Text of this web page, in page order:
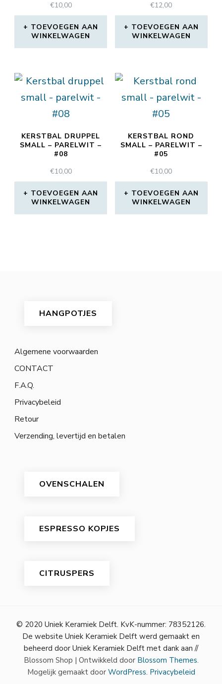
€10,00
TOEVOEGEN AAN
WINKELWAGEN
€12,00
TOEVOEGEN AAN
WINKELWAGEN
KERSTBAL DRUPPEL
SMALL – PARELWIT –
#08
€10,00
TOEVOEGEN AAN
WINKELWAGEN
KERSTBAL ROND
SMALL – PARELWIT –
#05
€10,00
TOEVOEGEN AAN
WINKELWAGEN
HANGPOTJES
Algemene voorwaarden
CONTACT
F.A.Q.
Privacybeleid
Retour
Verzending, levertijd en betalen
OVENSCHALEN
ESPRESSO KOPJES
CITRUSPERS
© 2020 Uniek Keramiek Delft. KvK-nummer: 78352126.
De website Uniek Keramiek Delft werd gemaakt en
beheerd door Uniek Keramiek Delft met dank aan //
Blossom Shop | Ontwikkeld door Blossom Themes.
Mogelijk gemaakt door WordPress. Privacybeleid